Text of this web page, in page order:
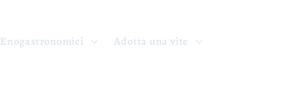
Adotta una vite